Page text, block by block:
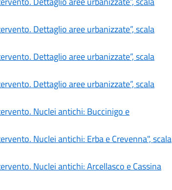
Dettaglio aree urbanizzate”, scala
Dettaglio aree urbanizzate”, scala
Dettaglio aree urbanizzate”, scala
Nuclei antichi: Buccinigo e
Nuclei antichi: Erba e Crevenna", scala
Nuclei antichi: Arcellasco e Cassina